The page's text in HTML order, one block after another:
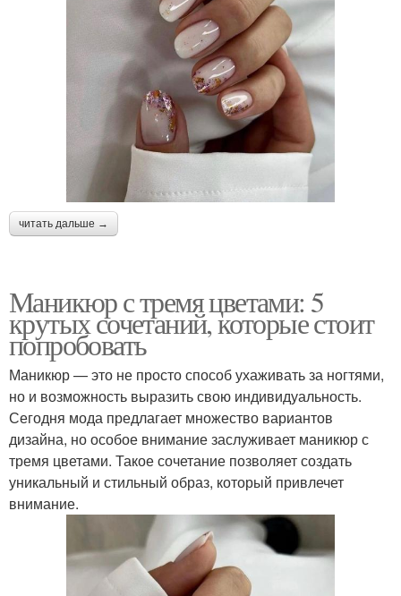
читать дальше →
Маникюр с тремя цветами: 5
крутых сочетаний, которые стоит
попробовать
Маникюр — это не просто способ ухаживать за ногтями,
но и возможность выразить свою индивидуальность.
Сегодня мода предлагает множество вариантов
дизайна, но особое внимание заслуживает маникюр с
тремя цветами. Такое сочетание позволяет создать
уникальный и стильный образ, который привлечет
внимание.